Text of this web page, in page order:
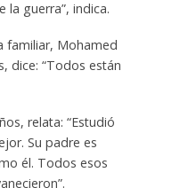
la guerra”, indica.
familiar, Mohamed
dice: “Todos están
relata: “Estudió
Su padre es
él. Todos esos